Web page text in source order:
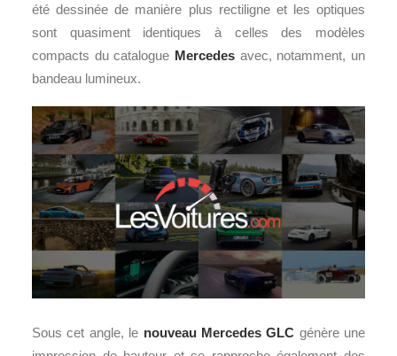
été dessinée de manière plus rectiligne et les optiques
sont quasiment identiques à celles des modèles
compacts du catalogue Mercedes avec, notamment, un
bandeau lumineux.
Sous cet angle, le nouveau Mercedes GLC génère une